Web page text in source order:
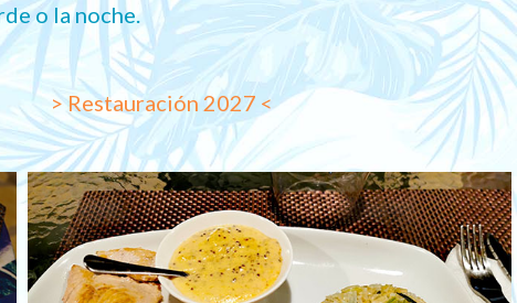
o la noche.
> Restauración 2027 <